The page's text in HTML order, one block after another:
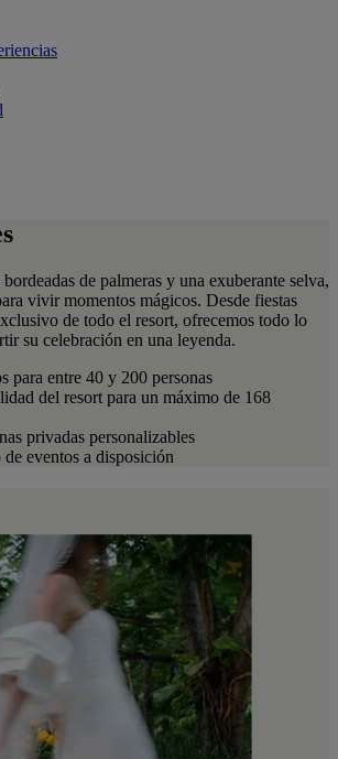
de palmeras y una exuberante selva,
vivir momentos mágicos. Desde fiestas
de todo el resort, ofrecemos todo lo
su celebración en una leyenda.
para entre 40 y 200 personas
del resort para un máximo de 168
privadas personalizables
eventos a disposición